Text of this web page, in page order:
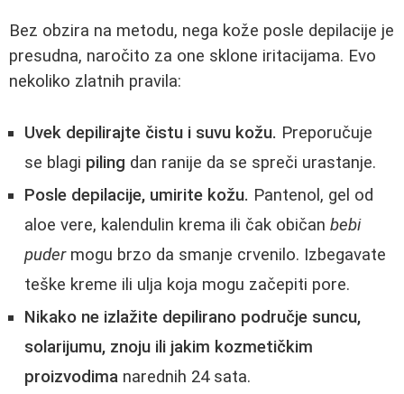
Bez obzira na metodu, nega kože posle depilacije je
presudna, naročito za one sklone iritacijama. Evo
nekoliko zlatnih pravila:
Uvek depilirajte čistu i suvu kožu. Preporučuje
se blagi piling dan ranije da se spreči urastanje.
Posle depilacije, umirite kožu. Pantenol, gel od
aloe vere, kalendulin krema ili čak običan bebi
pudermogu brzo da smanje crvenilo. Izbegavate
teške kreme ili ulja koja mogu začepiti pore.
Nikako ne izlažite depilirano područje suncu,
solarijumu, znoju ili jakim kozmetičkim
proizvodima narednih 24 sata.